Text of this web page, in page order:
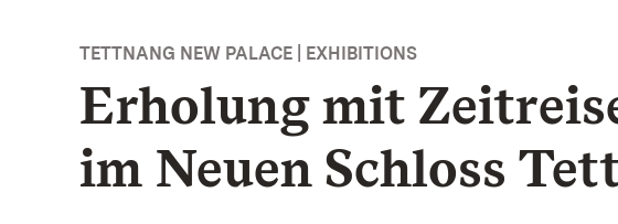
TETTNANG NEW PALACE | EXHIBITIONS
Erholung mit
im Neuen Schloss